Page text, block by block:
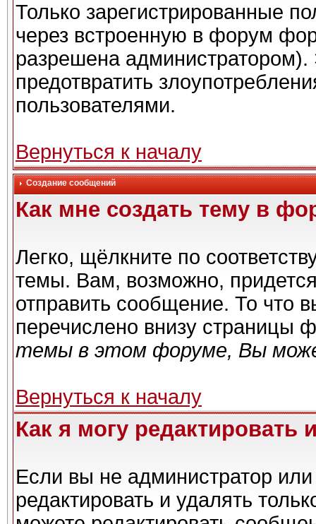
Только зарегистрированные
через встроенную в форум
разрешена
предотвратить
пользователями.
Вернуться к началу
Создание сообщений
Как мне создать тему в
Легко, щёлкните по
темы. Вам, возможно,
отправить сообщение. То что
перечислено внизу страницы
темы в этом форуме, Вы
Вернуться к началу
Как я могу
Если вы не администратор
редактировать и удалять